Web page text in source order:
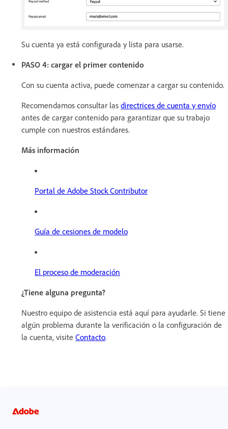
Su cuenta ya está configurada y lista para usarse.
PASO 4: cargar el primer contenido
Con su cuenta activa, puede comenzar a cargar su contenido.
Recomendamos consultar las directrices de cuenta y envío
antes de cargar contenido para garantizar que su trabajo
cumple con nuestros estándares.
Más información
Portal de Adobe Stock Contributor
Guía de cesiones de modelo
El proceso de moderación
¿Tiene alguna pregunta?
Nuestro equipo de asistencia está aquí para ayudarle. Si tiene
algún problema durante la verificación o la configuración de
la cuenta, visite Contacto.